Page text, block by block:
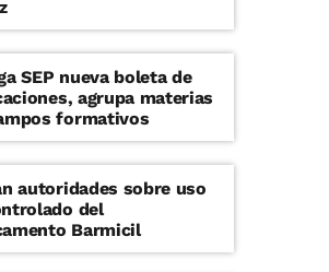
SEP nueva boleta de
agrupa materias
formativos
autoridades sobre uso
del
Barmicil